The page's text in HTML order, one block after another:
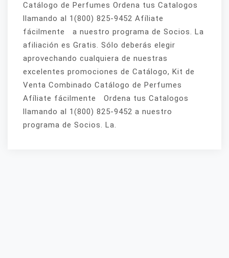
Catálogo de Perfumes Ordena tus Catalogos
llamando al 1(800) 825-9452 Afíliate
fácilmente a nuestro programa de Socios. La
afiliación es Gratis. Sólo deberás elegir
aprovechando cualquiera de nuestras
excelentes promociones de Catálogo, Kit de
Venta Combinado Catálogo de Perfumes
Afíliate fácilmente Ordena tus Catalogos
llamando al 1(800) 825-9452 a nuestro
programa de Socios. La.